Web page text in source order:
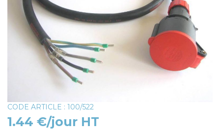
CODE ARTICLE : 100/522
1.44 €/jour HT